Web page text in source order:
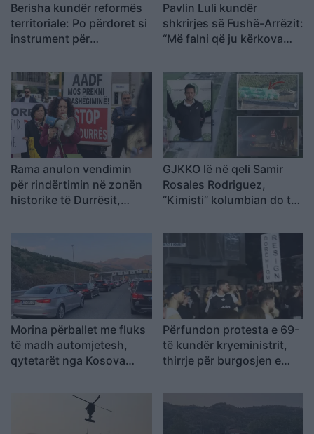
Berisha kundër reformës
territoriale: Po përdoret si
instrument për
Pavlin Luli kundër
shkrirjes së Fushë-Arrëzit:
“Më falni që ju kërkova
tradhtoi”
Rama anulon vendimin
për rindërtimin në zonën
historike të Durrësit,
fitoren e parë
GJKKO lë në qeli Samir
Rosales Rodriguez,
“Kimisti” kolumbian do të
laboratorin e Frakullës
Morina përballet me fluks
të madh automjetesh,
qytetarët nga Kosova
Përfundon protesta e 69-
të kundër kryeministrit,
thirrje për burgosjen e
“Nesër do të jemi më
shumë, nuk ndalemi”